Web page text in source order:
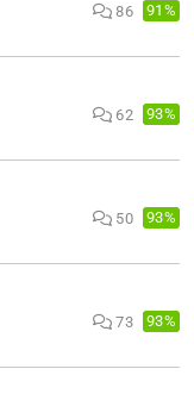
86 91%
62 93%
50 93%
73 93%